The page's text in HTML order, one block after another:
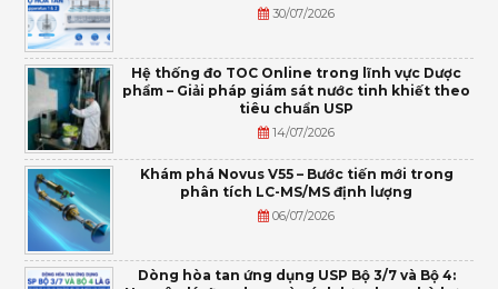
30/07/2026
Hệ thống đo TOC Online trong lĩnh vực Dược
phẩm – Giải pháp giám sát nước tinh khiết theo
tiêu chuẩn USP
14/07/2026
Khám phá Novus V55 – Bước tiến mới trong
phân tích LC-MS/MS định lượng
06/07/2026
Dòng hòa tan ứng dụng USP Bộ 3/7 và Bộ 4: